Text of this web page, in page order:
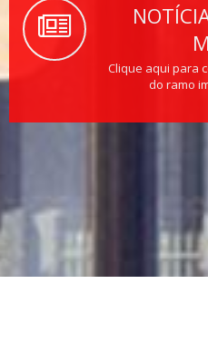
Clique aqui para
do ramo